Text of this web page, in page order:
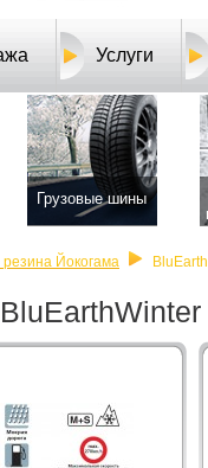
Услуги
Грузовые шины
Йокогама